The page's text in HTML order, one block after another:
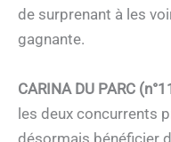
de surprenant à les
gagnante.
CARINA DU PARC
les deux concurrents
désormais bénéficier